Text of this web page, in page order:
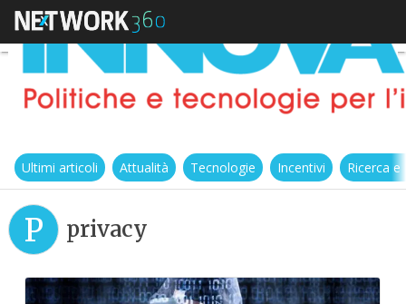
Ultimi articoli Attualità Tecnologie Incentivi Ricerca
P privacy